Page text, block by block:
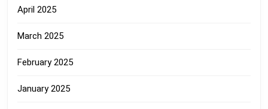
April 2025
March 2025
February 2025
January 2025